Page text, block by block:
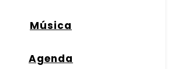
Música
Agenda